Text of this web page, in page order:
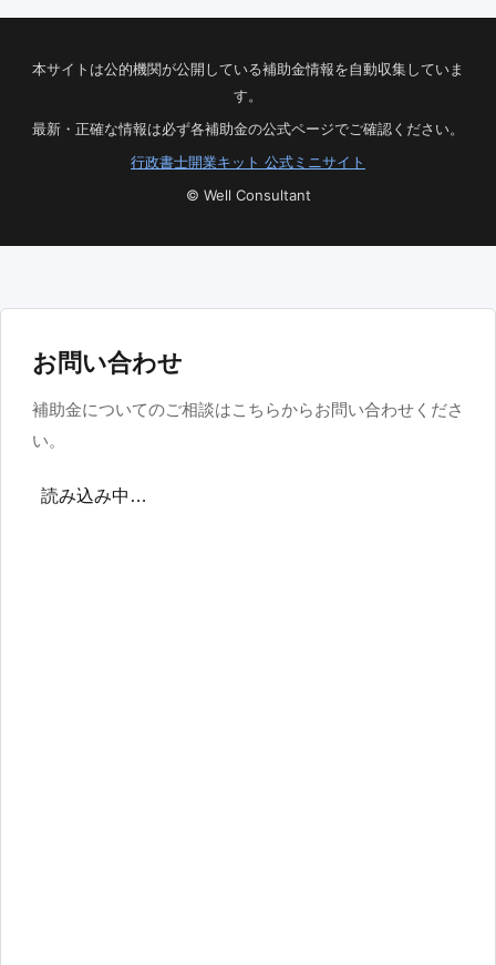
本サイトは公的機関が公開している補助金情報を自動収集していま
す。
最新・正確な情報は必ず各補助金の公式ページでご確認ください。
行政書士開業キット 公式ミニサイト
© Well Consultant
お問い合わせ
補助金についてのご相談はこちらからお問い合わせくださ
い。